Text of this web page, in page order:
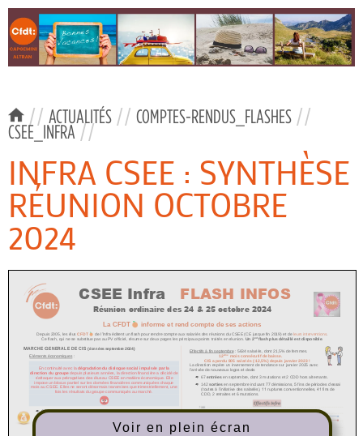
// ACTUALITÉS // COMPTES-RENDUS_FLASHES //
CSEE_INFRA //
INFRA CSEE : SYNTHÈSE
RÉUNION OCTOBRE
2024
Voir en plein écran